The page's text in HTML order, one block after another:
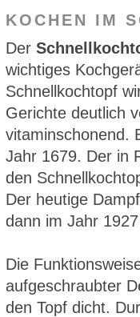
KOCHEN IM
Der
wichtiges
Schnellkochtopf
Gerichte deutlich
vitaminschonend.
Jahr 1679. Der in
den
Der heutige
dann im Jahr
Die
aufgeschraubter
den Topf dicht.